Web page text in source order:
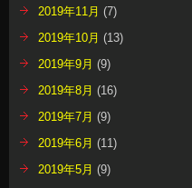
2019年11月 (7)
2019年10月 (13)
2019年9月 (9)
2019年8月 (16)
2019年7月 (9)
2019年6月 (11)
2019年5月 (9)